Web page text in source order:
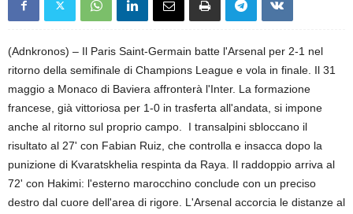
(Adnkronos) – Il Paris Saint-Germain batte l'Arsenal per 2-1 nel
ritorno della semifinale di Champions League e vola in finale. Il 31
maggio a Monaco di Baviera affronterà l'Inter. La formazione
francese, già vittoriosa per 1-0 in trasferta all'andata, si impone
anche al ritorno sul proprio campo. I transalpini sbloccano il
risultato al 27' con Fabian Ruiz, che controlla e insacca dopo la
punizione di Kvaratskhelia respinta da Raya. Il raddoppio arriva al
72' con Hakimi: l'esterno marocchino conclude con un preciso
destro dal cuore dell'area di rigore. L'Arsenal accorcia le distanze al